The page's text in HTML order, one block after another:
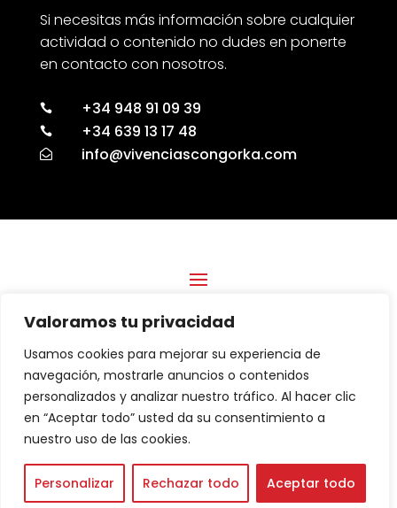
Valoramos tu privacidad
Usamos cookies para mejorar su experiencia de
navegación, mostrarle anuncios o contenidos
personalizados y analizar nuestro tráfico. Al hacer clic
en “Aceptar todo” usted da su consentimiento a
nuestro uso de las cookies.
Personalizar Rechazar todo Aceptar todo
Si necesitas más información sobre cualquier
actividad o contenido no dudes en ponerte
en contacto con nosotros.
 +34 948 91 09 39
 +34 639 13 17 48
 info@vivenciascongorka.com
Financiado por la Unión Europea con el Programa Kit Digital,
Recuperación y Resiliencia.
BENEFICIARIO PROGRAMA KIT DIGITAL ESPRINTA
SOLUCIONES GRAFICAS, S.L.